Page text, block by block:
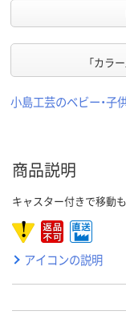
「カラ
小島工芸のベビー・子
商品説明
キャスター付きで移動
アイコンの説明